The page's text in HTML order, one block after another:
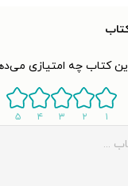
کتاب چه امتیازی
۱ ۲ ۳ ۴ ۵